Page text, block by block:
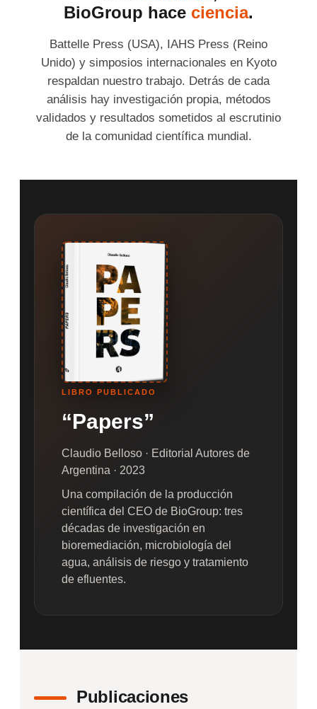
BioGroup hace ciencia.
Battelle Press (USA), IAHS Press (Reino
Unido) y simposios internacionales en Kyoto
respaldan nuestro trabajo. Detrás de cada
análisis hay investigación propia, métodos
validados y resultados sometidos al escrutinio
de la comunidad científica mundial.
LIBRO PUBLICADO
“Papers”
Claudio Belloso · Editorial Autores de
Argentina · 2023
Una compilación de la producción
científica del CEO de BioGroup: tres
décadas de investigación en
bioremediación, microbiología del
agua, análisis de riesgo y tratamiento
de efluentes.
Publicaciones